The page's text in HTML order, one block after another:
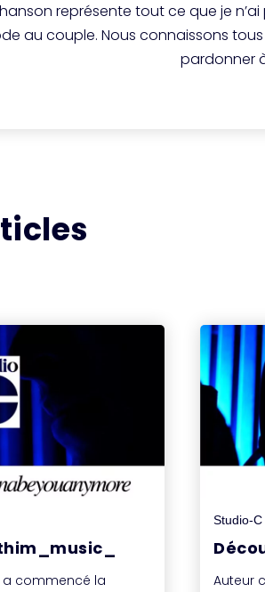
représente tout ce que je
au couple. Nous connaissons
pardonner
a commencé la
Studio-C
Auteur